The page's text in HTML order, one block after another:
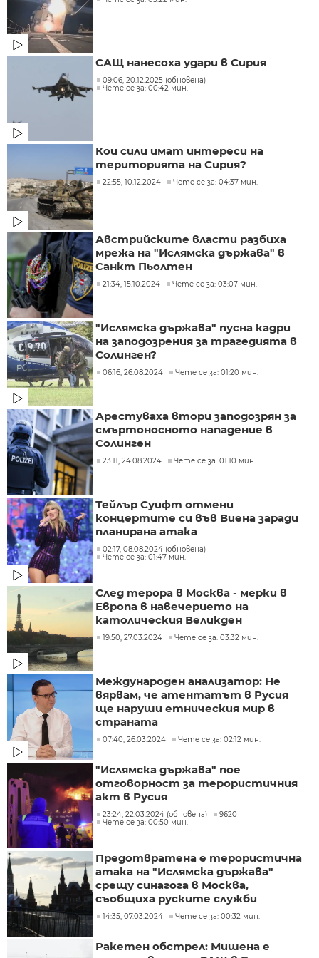
САЩ нанесоха удари в Сирия
09:06, 20.12.2025 (обновена)
Чете се за: 00:42 мин.
Кои сили имат интереси на
територията на Сирия?
22:55, 10.12.2024 Чете се за: 04:37 мин.
Австрийските власти разбиха
мрежа на "Ислямска държава" в
Санкт Пьолтен
21:34, 15.10.2024 Чете се за: 03:07 мин.
"Ислямска държава" пусна кадри
на заподозрения за трагедията в
Солинген?
06:16, 26.08.2024 Чете се за: 01:20 мин.
Арестуваха втори заподозрян за
смъртоносното нападение в
Солинген
23:11, 24.08.2024 Чете се за: 01:10 мин.
Тейлър Суифт отмени
концертите си във Виена заради
планирана атака
02:17, 08.08.2024 (обновена)
Чете се за: 01:47 мин.
След терора в Москва - мерки в
Европа в навечерието на
католическия Великден
19:50, 27.03.2024 Чете се за: 03:32 мин.
Международен анализатор: Не
вярвам, че атентатът в Русия
ще наруши етническия мир в
страната
07:40, 26.03.2024 Чете се за: 02:12 мин.
"Ислямска държава" пое
отговорност за терористичния
акт в Русия
23:24, 22.03.2024 (обновена)
9620
Чете се за: 00:50 мин.
Предотвратена е терористична
атака на "Ислямска държава"
срещу синагога в Москва,
съобщиха руските служби
14:35, 07.03.2024 Чете се за: 00:32 мин.
Ракетен обстрел: Мишена е